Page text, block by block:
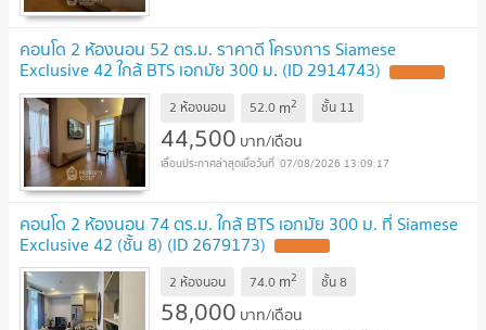
คอนโด 2 ห้องนอน 52 ตร.ม. ราคาดี โครงการ Siamese
Exclusive 42 ใกล้ BTS เอกมัย 300 ม. (ID 2914743)
2 ห้องนอน 52.0 m2 ชั้น 11
44,500 บาท/เดือน
07/08/2026 13:09:17
คอนโด 2 ห้องนอน 74 ตร.ม. ใกล้ BTS เอกมัย 300 ม. ที่ Siamese
Exclusive 42 (ชั้น 8) (ID 2679173)
2 ห้องนอน 74.0 m2 ชั้น8
58,000 บาท/เดือน